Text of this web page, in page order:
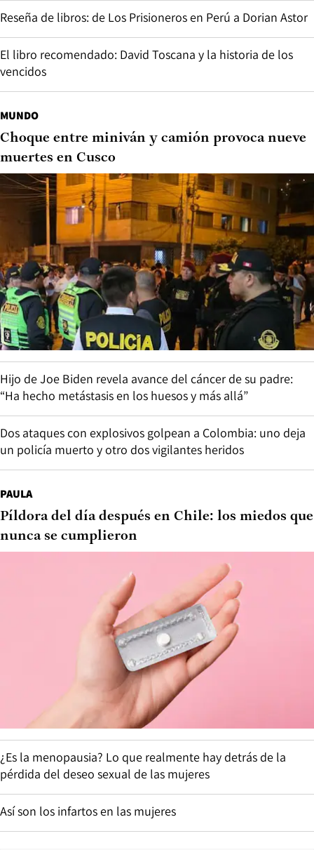
Reseña de libros: de Los Prisioneros en Perú a Dorian Astor
El libro recomendado: David Toscana y la historia de los
vencidos
MUNDO
Choque entre miniván y camión provoca nueve
muertes en Cusco
Hijo de Joe Biden revela avance del cáncer de su padre:
“Ha hecho metástasis en los huesos y más allá”
Dos ataques con explosivos golpean a Colombia: uno deja
un policía muerto y otro dos vigilantes heridos
PAULA
Píldora del día después en Chile: los miedos que
nunca se cumplieron
¿Es la menopausia? Lo que realmente hay detrás de la
pérdida del deseo sexual de las mujeres
Así son los infartos en las mujeres